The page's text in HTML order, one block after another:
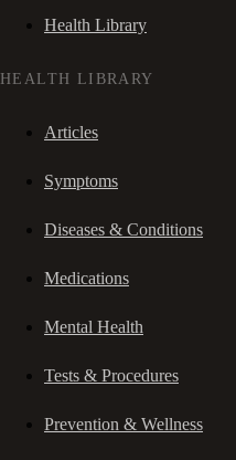
Health Library
HEALTH LIBRARY
Articles
Symptoms
Diseases & Conditions
Medications
Mental Health
Tests & Procedures
Prevention & Wellness